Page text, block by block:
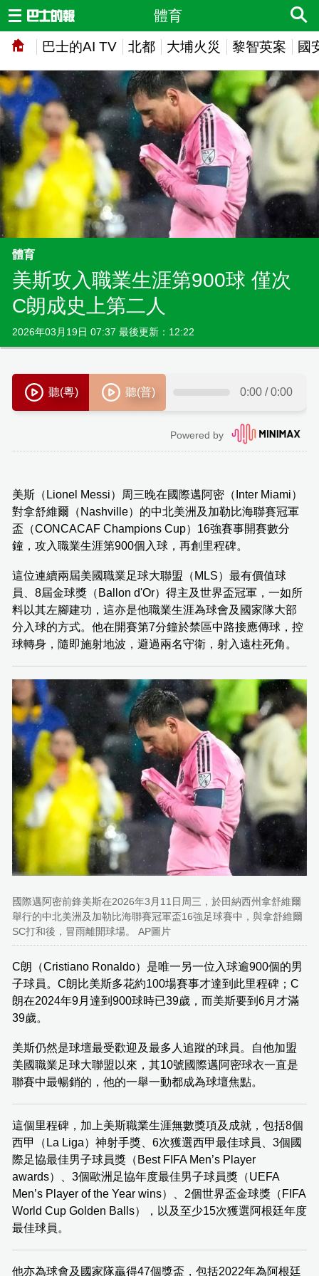
巴士的AI TV 北都 大埔火災 黎智英案 國
體育
體育
美斯攻入職業生涯第900球 僅次
C朗成史上第二人
2026年03月19日 07:37 最後更新：12:22
美斯（Lionel Messi）周三晚在國際邁阿密（Inter Miami）
對拿舒維爾（Nashville）的中北美洲及加勒比海聯賽冠軍
盃（CONCACAF Champions Cup）16強賽事開賽數分
鐘，攻入職業生涯第900個入球，再創里程碑。
這位連續兩屆美國職業足球大聯盟（MLS）最有價值球
員、8屆金球獎（Ballon d'Or）得主及世界盃冠軍，一如所
料以其左腳建功，這亦是他職業生涯為球會及國家隊大部
分入球的方式。他在開賽第7分鐘於禁區中路接應傳球，控
球轉身，隨即施射地波，避過兩名守衛，射入遠柱死角。
國際邁阿密前鋒美斯在2026年3月11日周三，於田納西州拿舒維爾
舉行的中北美洲及加勒比海聯賽冠軍盃16強足球賽中，與拿舒維爾
SC打和後，冒雨離開球場。 AP圖片
C朗（Cristiano Ronaldo）是唯一另一位入球逾900個的男
子球員。C朗比美斯多花約100場賽事才達到此里程碑；C
朗在2024年9月達到900球時已39歲，而美斯要到6月才滿
39歲。
美斯仍然是球壇最受歡迎及最多人追蹤的球員。自他加盟
美國職業足球大聯盟以來，其10號國際邁阿密球衣一直是
聯賽中最暢銷的，他的一舉一動都成為球壇焦點。
這個里程碑，加上美斯職業生涯無數獎項及成就，包括8個
西甲（La Liga）神射手獎、6次獲選西甲最佳球員、3個國
際足協最佳男子球員獎（Best FIFA Men’s Player
awards）、3個歐洲足協年度最佳男子球員獎（UEFA
Men’s Player of the Year wins）、2個世界盃金球獎（FIFA
World Cup Golden Balls），以及至少15次獲選阿根廷年度
最佳球員。
他亦為球會及國家隊贏得47個獎盃，包括2022年為阿根廷